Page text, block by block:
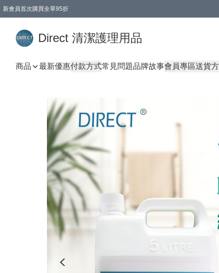
新會員首次購買全單95折
Direct 清潔護理用品
商品 最新優惠付款方式常見問題品牌故事會員專區送貨